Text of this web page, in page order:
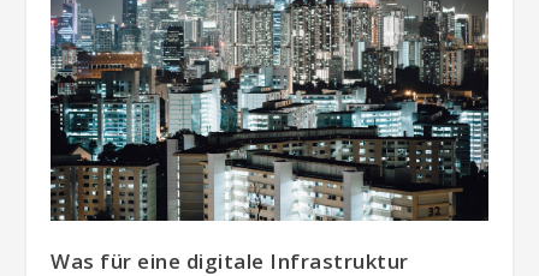
Was für eine digitale Infrastruktur